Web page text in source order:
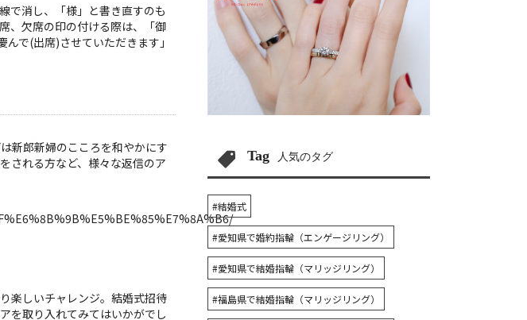
で消し、「様」と書き直すのも
、欠席の印の付ける際は、「御
で(出席)させていただきます」
新郎新婦のこころを和やかにす
される方など、様々な返信のア
楽しいチャレンジ。結婚式招待
を取り入れてみてはいかがでし
Tag 人気のタグ
#結婚式
#愛知県で婚約指輪（エンゲージリング）
#愛知県で結婚指輪（マリッジリング）
#福島県で結婚指輪（マリッジリング）